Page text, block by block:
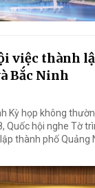
việc thành
Bắc Ninh
Kỳ họp không
Quốc hội nghe Tờ
thành phố Quảng